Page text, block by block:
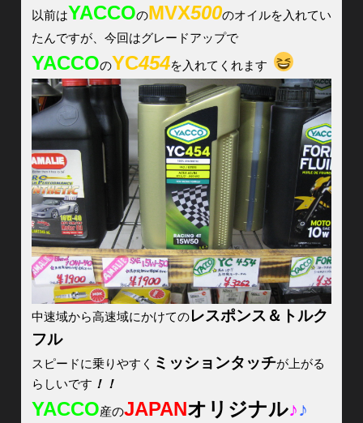
以前はYACCOのMVX500のオイルを入れてい
たんですが、今回はグレードアップで
YACCOのYC454を入れてくれます
中速域から高速域にかけてのレスポンス＆トルク
フル
スピードに乗りやすく ミッションタッチが上がる
らしいです ！！
YACCO産のJAPANオリジナル♪♪